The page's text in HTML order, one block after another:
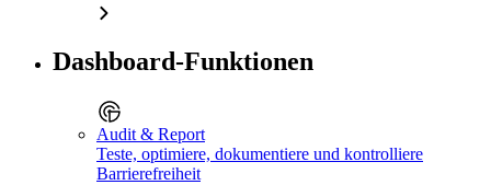
Dashboard-Funktionen
Audit & Report
Teste, optimiere, dokumentiere und kontrolliere
Barrierefreiheit